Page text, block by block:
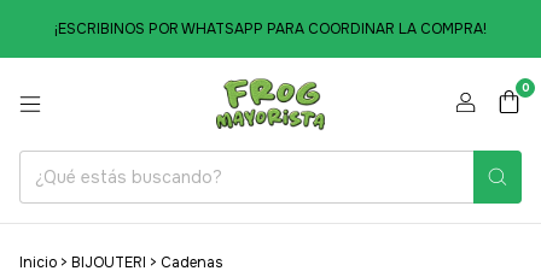
¡ESCRIBINOS POR WHATSAPP PARA COORDINAR LA COMPRA!
0
Inicio > BIJOUTERI > Cadenas